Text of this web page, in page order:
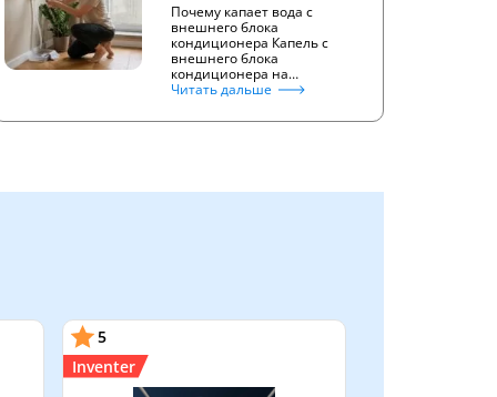
Почему капает вода с
внешнего блока
кондиционера Капель с
внешнего блока
кондиционера на…
Читать дальше
5
Inventer